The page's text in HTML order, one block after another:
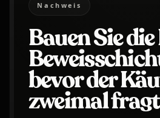
Nachweis
Bauen Sie
bevor der
zweimal fragt